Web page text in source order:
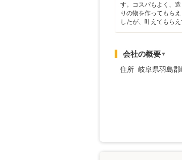
す。コスパもよく、
りの物を作ってもら
したが、叶えてもら
会社の概要▼
住所 岐阜県羽島郡